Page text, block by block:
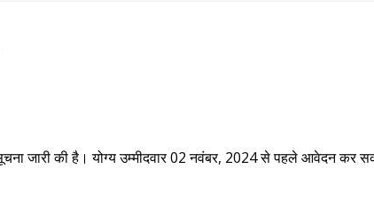
जारी की है। योग्य उम्मीदवार 02 नवंबर, 2024 से पहले आवेदन कर